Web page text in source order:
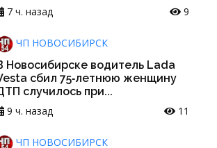
7 ч. назад
9
ЧП НОВОСИБИРСК
Новосибирске водитель Lada
сбил 75‑летнюю женщину
случилось при...
9 ч. назад
11
ЧП НОВОСИБИРСК